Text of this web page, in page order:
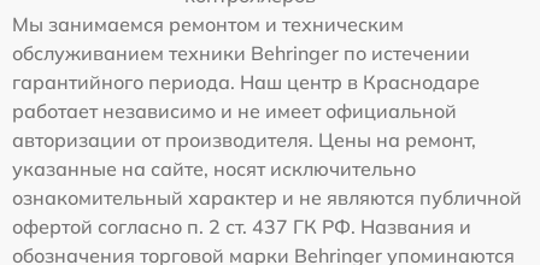
Мы занимаемся ремонтом и техническим
обслуживанием техники Behringer по истечении
гарантийного периода. Наш центр в Краснодаре
работает независимо и не имеет официальной
авторизации от производителя. Цены на ремонт,
указанные на сайте, носят исключительно
ознакомительный характер и не являются публичной
офертой согласно п. 2 ст. 437 ГК РФ. Названия и
обозначения торговой марки Behringer упоминаются